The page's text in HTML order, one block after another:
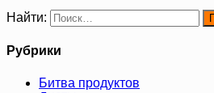
Найти:
Рубрики
Битва продуктов